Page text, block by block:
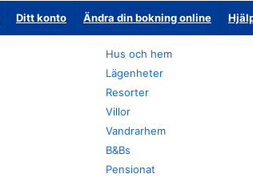
Ditt konto Ändra din bokning online
Hus och hem
Lägenheter
Resorter
Villor
Vandrarhem
B&Bs
Pensionat